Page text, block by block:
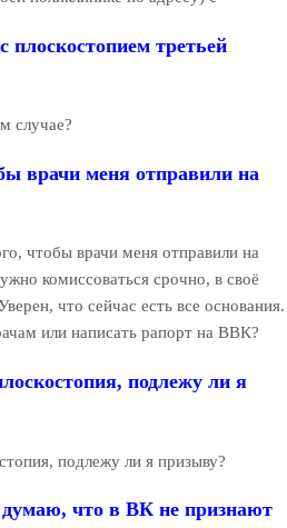
третьей
случае?
врачи меня отправили на
чтобы врачи меня отправили на
комиссоваться срочно, в своё
что сейчас есть все основания.
или написать рапорт на ВВК?
подлежу ли я
подлежу ли я призыву?
что в ВК не признают